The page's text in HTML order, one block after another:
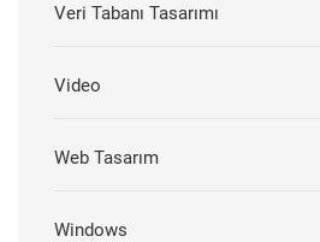
Veri Tabanı Tasarımı
Video
Web Tasarım
Windows